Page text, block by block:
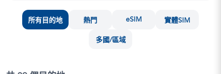
所有目的地 熱門 eSIM 實體SIM
多國/區域